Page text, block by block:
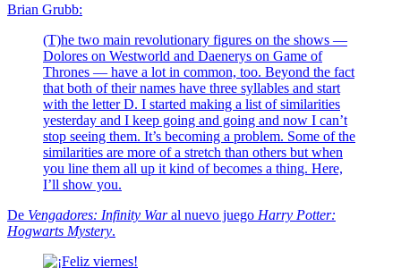
Brian Grubb:
(T)he two main revolutionary figures on the shows —
Dolores on Westworld and Daenerys on Game of
Thrones — have a lot in common, too. Beyond the fact
that both of their names have three syllables and start
with the letter D. I started making a list of similarities
yesterday and I keep going and going and now I can’t
stop seeing them. It’s becoming a problem. Some of the
similarities are more of a stretch than others but when
you line them all up it kind of becomes a thing. Here,
I’ll show you.
De Vengadores: Infinity Waral nuevo juego Harry Potter:
Hogwarts Mystery.